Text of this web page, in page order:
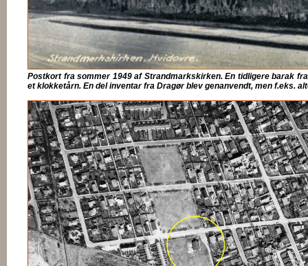
Postkort fra sommer 1949 af Strandmarkskirken. En tidligere barak
et klokketårn. En del inventar fra Dragør blev genanvendt, men f.eks.